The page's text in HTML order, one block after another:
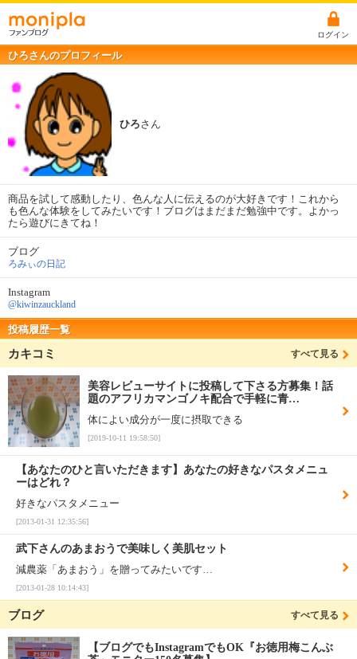
ログイン
ひろさんのプロフィール
ひろさん
商品を試して感動したり、色んな人に伝えるのが大好きです！これから
も色んな体験をしてみたいです！ブログはまだまだ勉強中です。よかっ
たら遊びにきてね！
ブログ
ろみぃの日記
Instagram
@kiwinzauckland
投稿履歴一覧
カキコミ すべて見る
美容レビューサイトに投稿して下さる方募集！話
題のアフリカマンゴノキ配合で手軽に青…
体によい成分が一度に摂取できる
[2019-10-11 19:58:50]
【あなたのひと言いただきます】あなたの好きなパスタメニュ
ーはどれ？
好きなパスタメニュー
[2013-01-31 12:35:56]
武下さんのあまおうで美味しく美肌セット
減農薬「あまおう」を贈ってみたいです…
[2013-01-28 10:14:43]
ブログ すべて見る
【ブログでもInstagramでもOK『お徳用梅こんぶ